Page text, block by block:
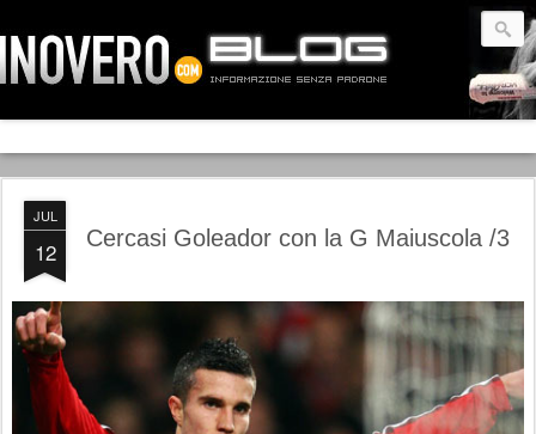
JUL
12 Cercasi Goleador con la G Maiuscola /3